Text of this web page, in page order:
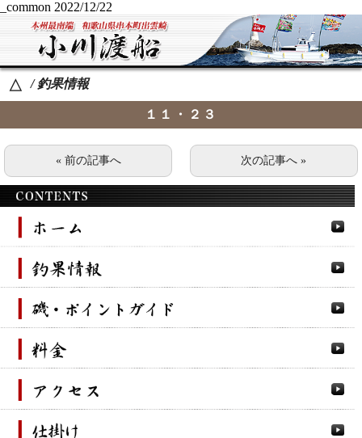
_common 2022/12/22
△ / 釣果情報
１１・２３
« 前の記事へ 次の記事へ »